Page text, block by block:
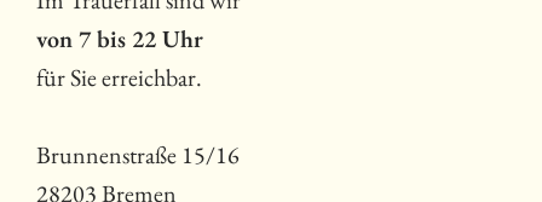
von 7 bis 22 Uhr
für Sie erreichbar.
Brunnenstraße 15/16
28203 Bremen